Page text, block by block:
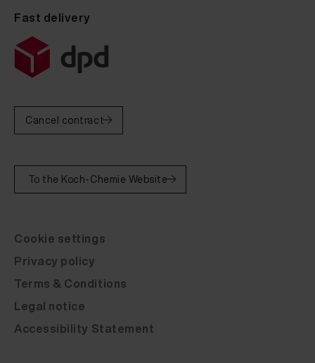
Fast delivery
Cancel contract
To the Koch-Chemie Website
Cookie settings
Privacy policy
Terms & Conditions
Legal notice
Accessibility Statement